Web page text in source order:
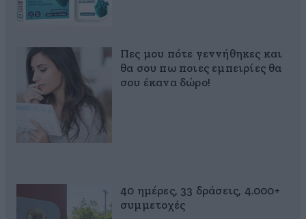
Πες μου πότε γεννήθηκες και
θα σου πω ποιες εμπειρίες θα
σου έκανα δώρο!
40 ημέρες, 33 δράσεις, 4.000+
συμμετοχές